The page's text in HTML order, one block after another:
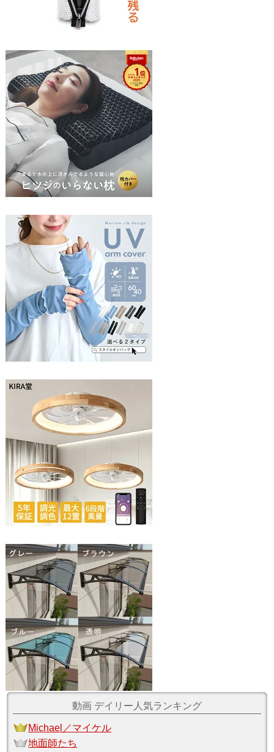
動画 デイリー人気ランキング
Michael／マイケル
地面師たち